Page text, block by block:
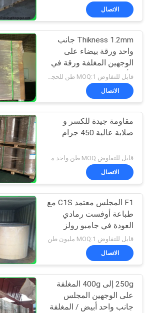
الاتصال
Thikness 1.2mm جانب
واحد ورقة بيضاء على
الوجهين المغلفة ورقة في
الأوراق
الاتصال
مقاومة جيدة للكسر و
صلابة عالية 450 جرام
الاتصال
F1 المجلس معتمد C1S مع
طباعة أوفست رمادي
العودة في جامبو رولز
1160 مم
قابل للتفاوض MOQ:1 مليون طن
الاتصال
250g إلى 400g المغلفة
على الوجهين المجلس
جانب واحد أبيض / المغلفة